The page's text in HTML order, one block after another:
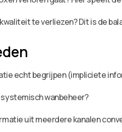
te verliezen? Dit is de
echt begrijpen (impliciete
wanbeheer?
uit meerdere kanalen